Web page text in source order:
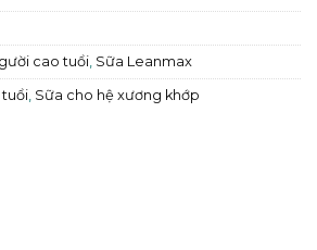
cao tuổi Sữa Leanmax
tuổi Sữa cho hệ xương khớp